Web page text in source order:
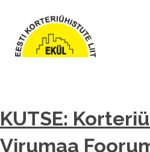
KUTSE:
Virumaa